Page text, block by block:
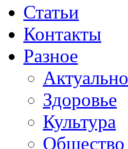
Статьи
Контакты
Разное
Актуально
Здоровье
Культура
Общество